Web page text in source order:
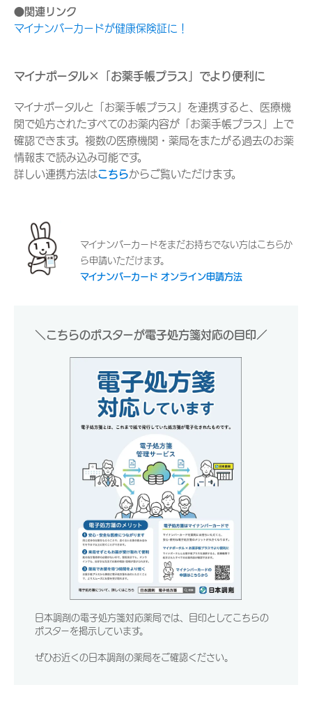
●関連リンク
マイナンバーカードが健康保険証に！
マイナポータル×「お薬手帳プラス」でより便利に
マイナポータルと「お薬手帳プラス」を連携すると、医療機
関で処方されたすべてのお薬内容が「お薬手帳プラス」上で
確認できます。複数の医療機関・薬局をまたがる過去のお薬
情報まで読み込み可能です。
詳しい連携方法はこちらからご覧いただけます。
マイナンバーカードをまだお持ちでない方はこちらか
ら申請いただけます。
マイナンバーカード オンライン申請方法
＼こちらのポスターが電子処方箋対応の目印／
日本調剤の電子処方箋対応薬局では、目印としてこちらの
ポスターを掲示しています。
ぜひお近くの日本調剤の薬局をご確認ください。